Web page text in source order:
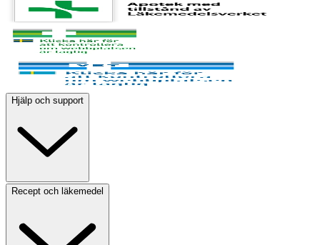
Hjälp och support
Recept och läkemedel